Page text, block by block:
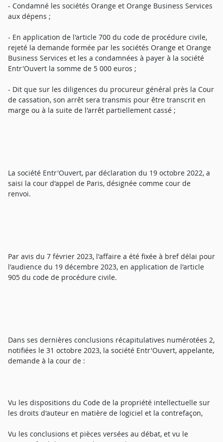
- Condamné les sociétés Orange et Orange Business Services
aux dépens ;
- En application de l'article 700 du code de procédure civile,
rejeté la demande formée par les sociétés Orange et Orange
Business Services et les a condamnées à payer à la société
Entr'Ouvert la somme de 5 000 euros ;
- Dit que sur les diligences du procureur général près la Cour
de cassation, son arrêt sera transmis pour être transcrit en
marge ou à la suite de l'arrêt partiellement cassé ;
La société Entr'Ouvert, par déclaration du 19 octobre 2022, a
saisi la cour d'appel de Paris, désignée comme cour de
renvoi.
Par avis du 7 février 2023, l'affaire a été fixée à bref délai pour
l'audience du 19 décembre 2023, en application de l'article
905 du code de procédure civile.
Dans ses dernières conclusions récapitulatives numérotées 2,
notifiées le 31 octobre 2023, la société Entr'Ouvert, appelante,
demande à la cour de :
Vu les dispositions du Code de la propriété intellectuelle sur
les droits d'auteur en matière de logiciel et la contrefaçon,
Vu les conclusions et pièces versées au débat, et vu le